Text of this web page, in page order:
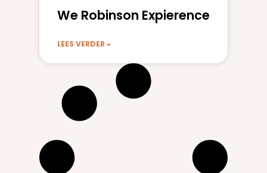
We Robinson Expierence
LEES VERDER »